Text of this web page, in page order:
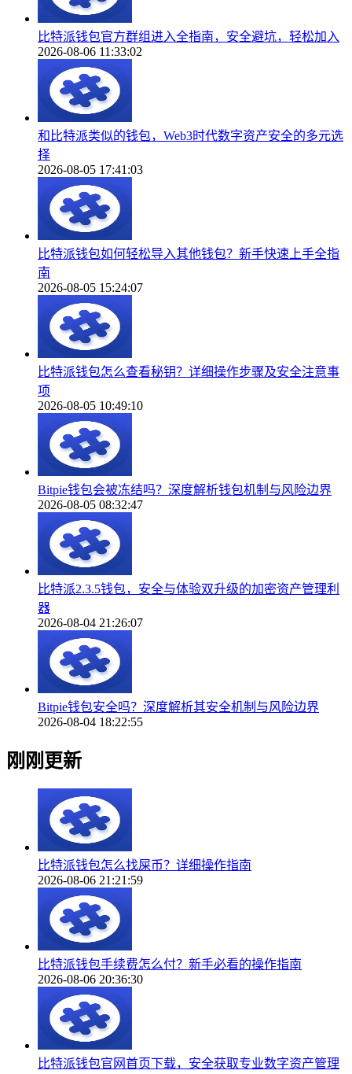
比特派钱包官方群组进入全指南，安全避坑，轻松加入
2026-08-06 11:33:02
和比特派类似的钱包，Web3时代数字资产安全的多元选
择
2026-08-05 17:41:03
比特派钱包如何轻松导入其他钱包？新手快速上手全指
南
2026-08-05 15:24:07
比特派钱包怎么查看秘钥？详细操作步骤及安全注意事
项
2026-08-05 10:49:10
Bitpie钱包会被冻结吗？深度解析钱包机制与风险边界
2026-08-05 08:32:47
比特派2.3.5钱包，安全与体验双升级的加密资产管理利
器
2026-08-04 21:26:07
Bitpie钱包安全吗？深度解析其安全机制与风险边界
2026-08-04 18:22:55
刚刚更新
比特派钱包怎么找屎币？详细操作指南
2026-08-06 21:21:59
比特派钱包手续费怎么付？新手必看的操作指南
2026-08-06 20:36:30
比特派钱包官网首页下载，安全获取专业数字资产管理